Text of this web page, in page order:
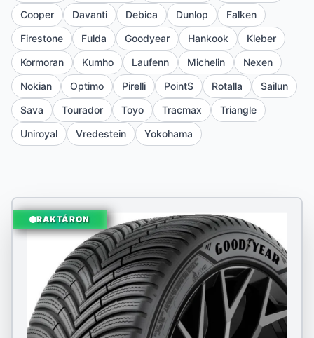
Cooper
Davanti Debica Dunlop
Falken
Firestone
Fulda Goodyear Hankook
Kleber
Kormoran
Kumho Laufenn Michelin
Nexen
Nokian
Optimo Pirelli PointS Rotalla
Sailun
Sava
Tourador Toyo Tracmax
Triangle
Uniroyal
Vredestein Yokohama
RAKTÁRON